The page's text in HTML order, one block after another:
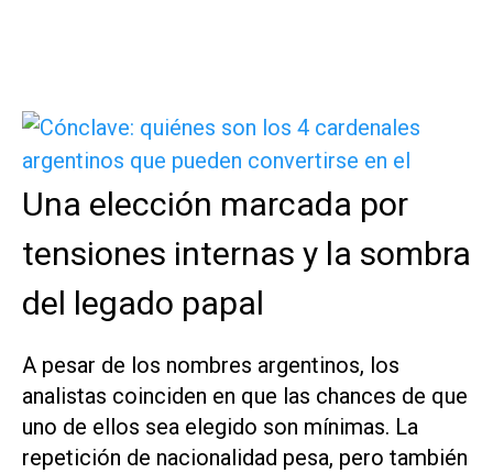
Una elección marcada por
tensiones internas y la sombra
del legado papal
A pesar de los nombres argentinos, los
analistas coinciden en que las chances de que
uno de ellos sea elegido son mínimas. La
repetición de nacionalidad pesa, pero también